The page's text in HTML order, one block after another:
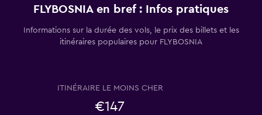
FLYBOSNIA en bref : Infos pratiques
Informations sur la durée des vols, le prix des billets et les
itinéraires populaires pour FLYBOSNIA
ITINÉRAIRE LE MOINS CHER
€147